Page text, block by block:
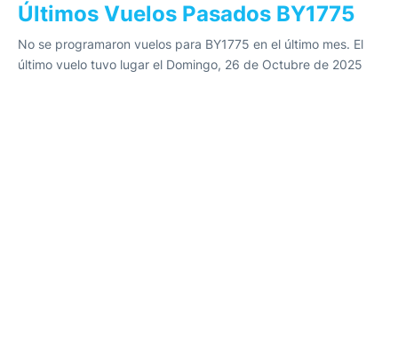
Últimos Vuelos Pasados BY1775
No se programaron vuelos para BY1775 en el último mes. El
último vuelo tuvo lugar el Domingo, 26 de Octubre de 2025